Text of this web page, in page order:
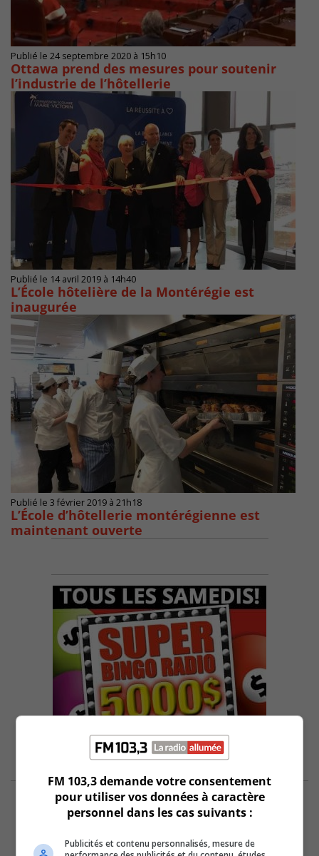
Publié le 24 septembre 2020 à 15h10
Ottawa prend des mesures pour soutenir
l’industrie de l’hôtellerie
Publié le 14 avril 2019 à 14h40
L’École hôtelière de la Montérégie est
inaugurée
Publié le 3 février 2019 à 21h18
L’École d’hôtellerie montérégienne est
maintenant ouverte
FM 103,3 demande votre consentement
pour utiliser vos données à caractère
personnel dans les cas suivants :
Publicités et contenu personnalisés, mesure de